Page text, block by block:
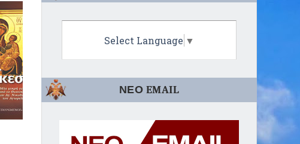
Select Language ▼
ΝΕΟ EMAIL